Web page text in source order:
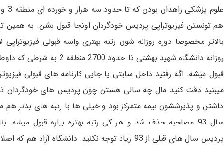
هم تونستن فیزیوتراپی پردیس خودگردان اونجا قبول بشن. به
بالاتر مخصوصا دوره روزانه شون رتبه بهتری واسه قبولی فیزیوتراپی
روزانه دانشگاه شهید بهشتی تا
قبول میشه. اگه رفتید داخل سایتی یا جایی کارنامه های قبولی
داشتن و پذیرششون نیمه متمرکز بود و خیلی ها با رتبه های بدتر هم
سال 93 مصاحبه حذف شد و هر کی رتبه بهتره بیاره قبول میشه.
پردیس سال های قبلی از 93 زیاد توجه نکنید. دانشگاه آزاد